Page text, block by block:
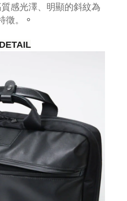
感光澤、明顯的斜紋為
徵。
。
DETAIL